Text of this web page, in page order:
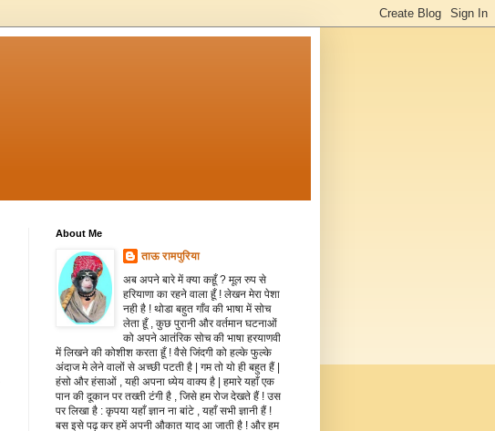
About Me
ताऊ रामपुरिया
अब अपने बारे में क्या कहूँ ? मूल रुप से
हरियाणा का रहने वाला हूँ ! लेखन मेरा पेशा
नही है ! थोडा बहुत गाँव की भाषा में सोच
लेता हूँ , कुछ पुरानी और वर्तमान घटनाओं
को अपने आतंरिक सोच की भाषा हरयाणवी
में लिखने की कोशीश करता हूँ ! वैसे जिंदगी को हल्के फुल्के
अंदाज मे लेने वालों से अच्छी पटती है | गम तो यो ही बहुत हैं |
हंसो और हंसाओं , यही अपना ध्येय वाक्य है | हमारे यहाँ एक
पान की दूकान पर तख्ती टंगी है , जिसे हम रोज देखते हैं ! उस
पर लिखा है : कृपया यहाँ ज्ञान ना बांटे , यहाँ सभी ज्ञानी हैं !
बस इसे पढ़ कर हमें अपनी औकात याद आ जाती है ! और हम